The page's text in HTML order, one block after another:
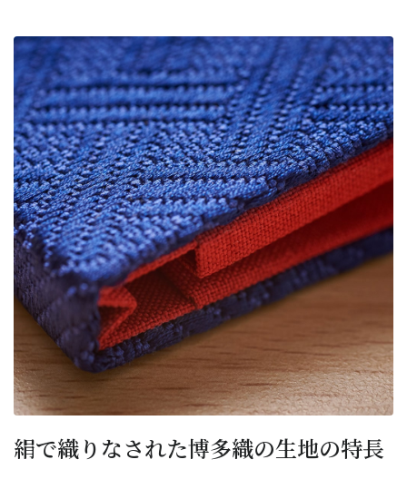
絹で織りなされた博多織の生地の特長